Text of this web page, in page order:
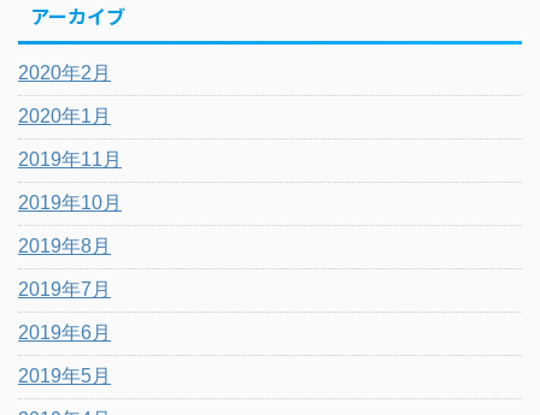
アーカイブ
2020年2月
2020年1月
2019年11月
2019年10月
2019年8月
2019年7月
2019年6月
2019年5月